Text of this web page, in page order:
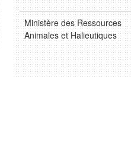
Ministère des Ressources
Animales et Halieutiques